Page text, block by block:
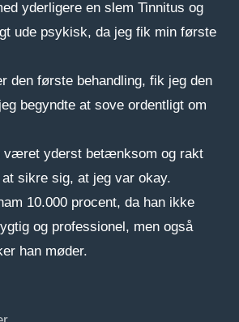
yderligere en slem Tinnitus og
ude psykisk, da jeg fik min første
den første behandling, fik jeg den
begyndte at sove ordentligt om
været yderst betænksom og rakt
sikre sig, at jeg var okay.
10.000 procent, da han ikke
og professionel, men også
han møder.